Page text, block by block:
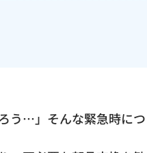
う…」そんな緊急時に